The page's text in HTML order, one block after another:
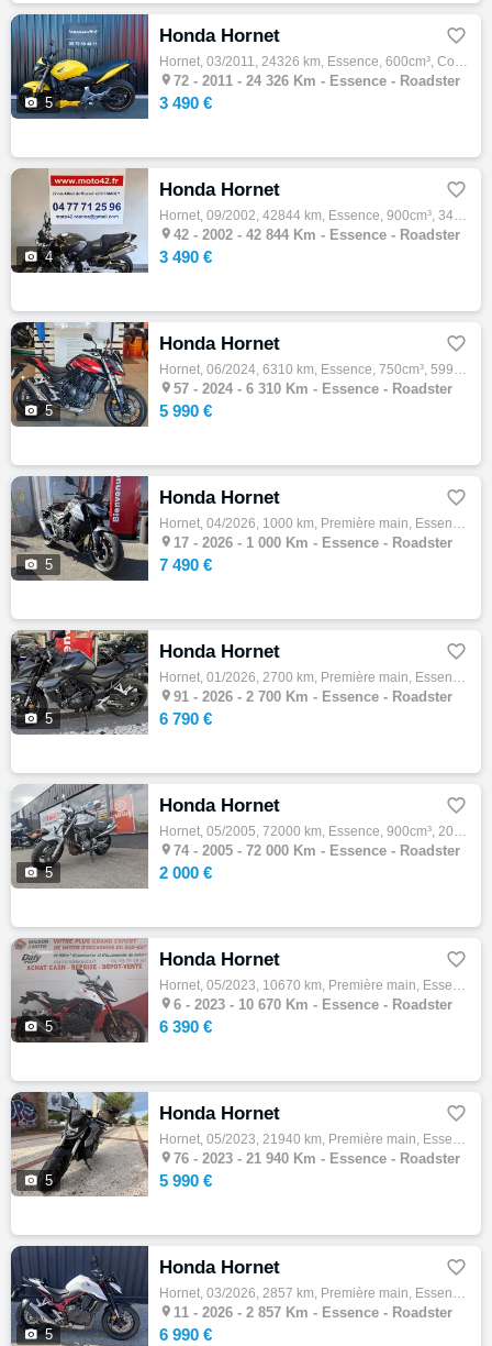
 5
Honda Hornet 
Hornet, 03/2011, 24326 km, Essence, 600cm³, Couleur jaune, 3490 € Equipements : Honda CB 600 F Hornet jaune mise en circulation le 26/03/20…
 72 - 2011 - 24 326 Km - Essence - Roadster
3 490 €
 4
Honda Hornet 
Hornet, 09/2002, 42844 km, Essence, 900cm³, 3490 € Equipements : En vente chez MOTO 42 votre concession moto d'occasion à Roanne dans la Lo…
 42 - 2002 - 42 844 Km - Essence - Roadster
3 490 €
 5
Honda Hornet 
Hornet, 06/2024, 6310 km, Essence, 750cm³, 5990 € Equipements : Magnifique Covering complet, Gris mat d'origine sous le covering Aucun frai…
 57 - 2024 - 6 310 Km - Essence - Roadster
5 990 €
 5
Honda Hornet 
Hornet, 04/2026, 1000 km, Première main, Essence, 750cm³, Couleur gris, 7490 € Equipements : 47CV,ABS,Anti-patinage,Boite semi-automatique,…
 17 - 2026 - 1 000 Km - Essence - Roadster
7 490 €
 5
Honda Hornet 
Hornet, 01/2026, 2700 km, Première main, Essence, 750cm³, Couleur noir, 6790 € Equipements : La concession Honda moto 91 vous propose : - C…
 91 - 2026 - 2 700 Km - Essence - Roadster
6 790 €
 5
Honda Hornet 
Hornet, 05/2005, 72000 km, Essence, 900cm³, 2000 € Equipements : ,Garantie 12 mois
 74 - 2005 - 72 000 Km - Essence - Roadster
2 000 €
 5
Honda Hornet 
Hornet, 05/2023, 10670 km, Première main, Essence, 750cm³, Couleur blanc, 6390 € Equipements : Options : Garantie constructeur jusqu'au 03/…
 6 - 2023 - 10 670 Km - Essence - Roadster
6 390 €
 5
Honda Hornet 
Hornet, 05/2023, 21940 km, Première main, Essence, 750cm³, 5990 € Equipements : PREMIERE MAIN TRES PROPRE ! BIEN EQUIPEE - SAUTE VENT - PRO…
 76 - 2023 - 21 940 Km - Essence - Roadster
5 990 €
 5
Honda Hornet 
Hornet, 03/2026, 2857 km, Première main, Essence, 750cm³, 6990 € Equipements : HONDA CB 750 HORNET avec aucun frais à prévoir. Eligible au …
 11 - 2026 - 2 857 Km - Essence - Roadster
6 990 €